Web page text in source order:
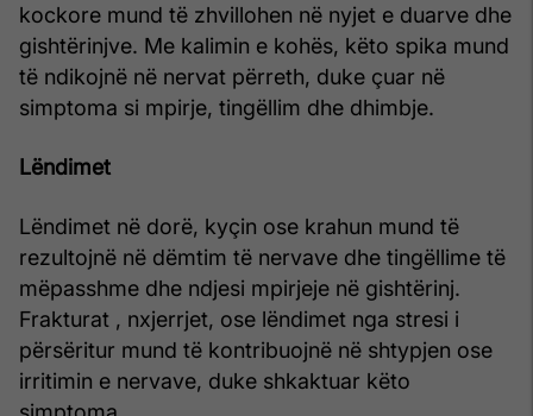
kockore mund të zhvillohen në nyjet e duarve dhe
gishtërinjve. Me kalimin e kohës, këto spika mund
të ndikojnë në nervat përreth, duke çuar në
simptoma si mpirje, tingëllim dhe dhimbje.
Lëndimet
Lëndimet në dorë, kyçin ose krahun mund të
rezultojnë në dëmtim të nervave dhe tingëllime të
mëpasshme dhe ndjesi mpirjeje në gishtërinj.
Frakturat , nxjerrjet, ose lëndimet nga stresi i
përsëritur mund të kontribuojnë në shtypjen ose
irritimin e nervave, duke shkaktuar këto